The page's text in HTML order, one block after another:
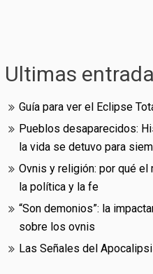
Ultimas
Guía para ver el Eclipse
Pueblos desaparecidos:
la vida se detuvo para
Ovnis y religión: por qué
la política y la fe
“Son demonios”: la
sobre los ovnis
Las Señales del